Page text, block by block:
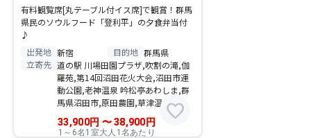
有料観覧席[丸テーブル付イス席]で観賞！群馬
県民のソウルフード「登利平」の夕食弁当付
♪
出発地 新宿 目的地 群馬県
立寄先 道の駅 川場田園プラザ,吹割の滝,伽
羅苑,第14回沼田花火大会,沼田市運
動公園,老神温泉 吟松亭あわしま,群
馬県沼田市,原田農園,草津温泉
33,900円 〜38,900 円
1～6名1室大人1名あたり
favorite